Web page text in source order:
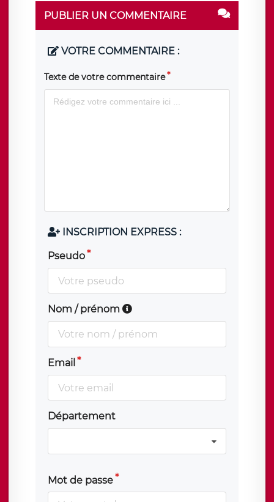
PUBLIER UN COMMENTAIRE
VOTRE COMMENTAIRE :
Texte de votre commentaire
INSCRIPTION EXPRESS :
Pseudo
Nom / prénom
Email
Département
Mot de passe